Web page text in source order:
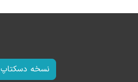
نسخه دسکتاپ